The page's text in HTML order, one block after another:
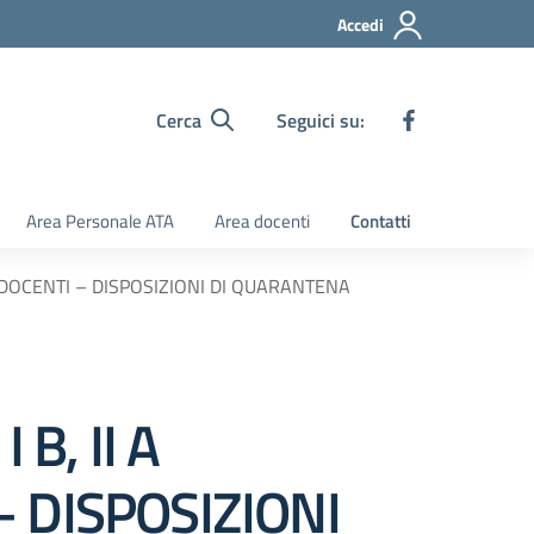
Accedi
Cerca Seguici su:
Area Personale ATA Area docenti Contatti
– DISPOSIZIONI DI QUARANTENA
B, II A